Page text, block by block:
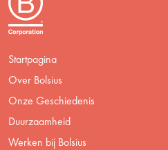
Startpagina
Over Bolsius
Onze Geschiedenis
Duurzaamheid
Werken bij Bolsius